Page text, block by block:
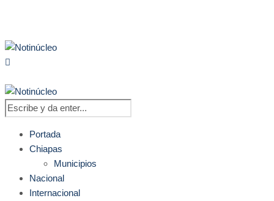
Portada
Chiapas
Municipios
Nacional
Internacional